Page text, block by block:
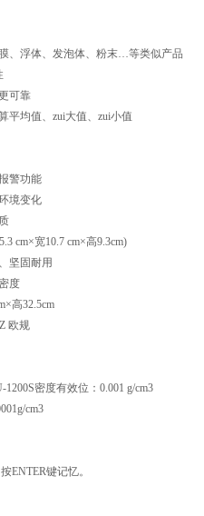
、浮体、发泡体、粉末…等类似产品
可靠
平均值、zui大值、zui小值
警功能
境变化
cm×宽10.7 cm×高9.3cm)
坚固耐用
度
高32.5cm
欧规
密度有效位：0.001 g/cm3
cm3
ENTER键记忆。